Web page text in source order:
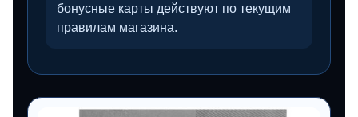
бонусные карты действуют по текущим
правилам магазина.